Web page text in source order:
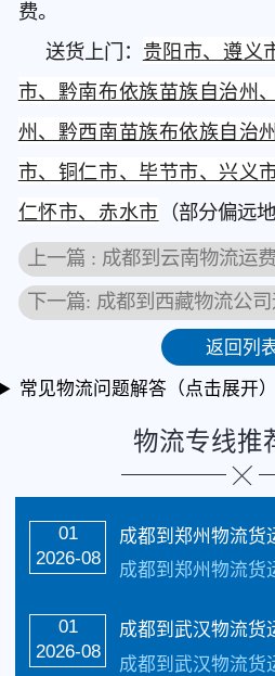
费。
送货上门： 贵阳市、遵义
市、黔南布依族苗族自治州
州、黔西南苗族布依族自治
市、铜仁市、毕节市、兴义
仁怀市、赤水市 （部分偏远
上一篇 : 成都到云南物流运
下一篇: 成都到西藏物流公
返回列
常见物流问题解答（点击展开）
物流专线推
01
2026-08
成都到郑州物流货
01
2026-08
成都到武汉物流货